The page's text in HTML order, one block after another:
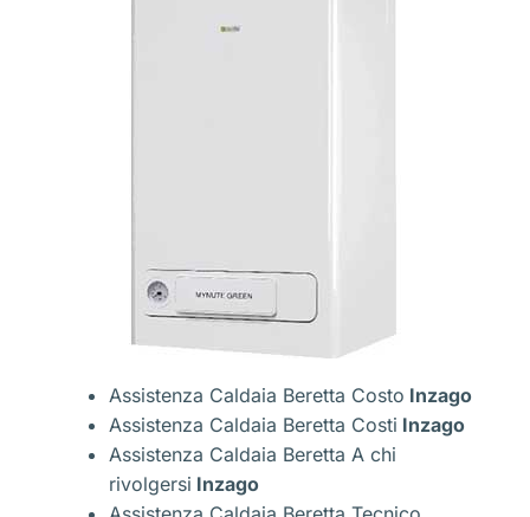
Assistenza Caldaia Beretta Costo Inzago
Assistenza Caldaia Beretta Costi Inzago
Assistenza Caldaia Beretta A chi
rivolgersi Inzago